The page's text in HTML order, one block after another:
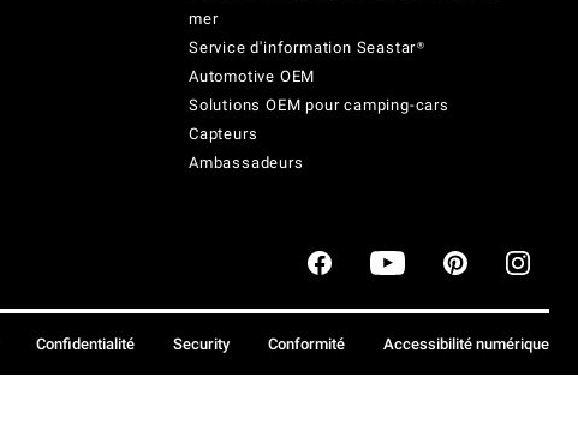
mer
Service d'information Seastar®
Automotive OEM
Solutions OEM pour camping-cars
Capteurs
Ambassadeurs
Confidentialité Security Conformité Accessibilité numérique